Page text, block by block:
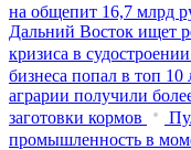
на общепит 16,7 млрд
Дальний Восток ищет
кризиса в судостроении
бизнеса попал в топ
аграрии получили
заготовки кормов
промышленность в